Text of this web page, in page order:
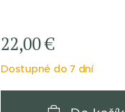
22,00€
Dostupné do 7 dní